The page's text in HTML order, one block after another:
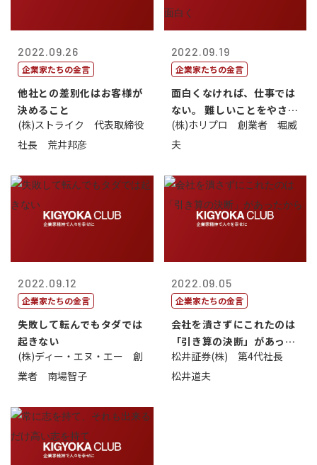
2022.09.26
企業家たちの金言
他社との差別化はお客様が
決めること
(株)ストライク 代表取締役
社長 荒井邦彦
2022.09.19
企業家たちの金言
面白くなければ、仕事では
ない。 難しいことをやさし
く。やさし...
(株)ホリプロ 創業者 堀威
夫
2022.09.12
企業家たちの金言
失敗して転んでもタダでは
起きない
(株)ディー・エヌ・エー 創
業者 南場智子
2022.09.05
企業家たちの金言
会社を潰さずにこれたのは
「引き算の決断」があった
から
松井証券(株) 第4代社長
松井道夫